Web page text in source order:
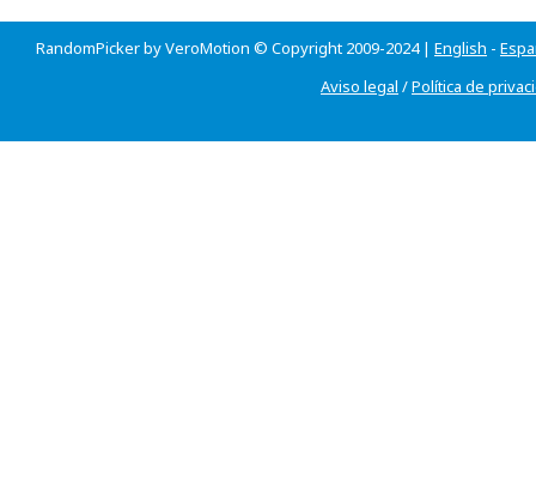
RandomPicker by VeroMotion © Copyright 2009-2024 | English -
Aviso legal /Política de